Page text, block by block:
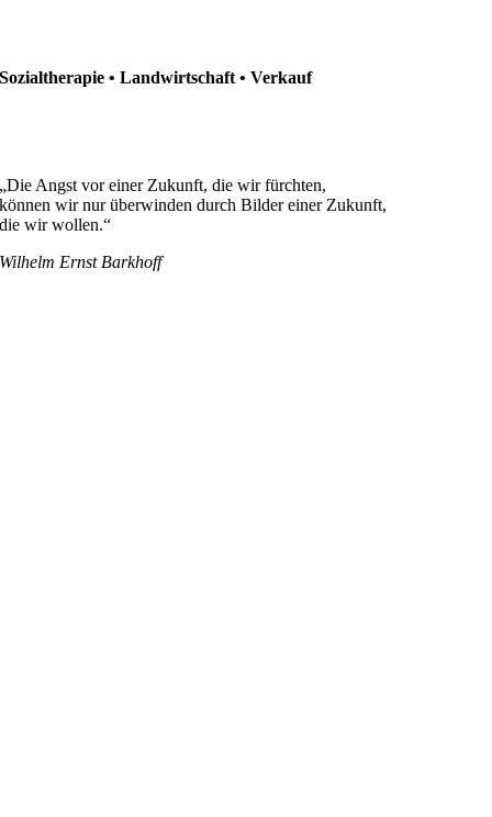
Sozialtherapie • Landwirtschaft • Verkauf
„Die Angst vor einer Zukunft, die wir fürchten,
können wir nur überwinden durch Bilder einer Zukunft,
die wir wollen.“
Wilhelm Ernst Barkhoff